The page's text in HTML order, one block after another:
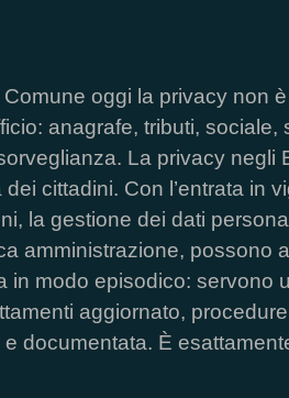
Comune oggi la privacy non
anagrafe, tributi,
La privacy negli
dei cittadini. Con l’entrata in
la gestione dei dati
amministrazione, possono
in modo episodico: servono
aggiornato,
documentata. È